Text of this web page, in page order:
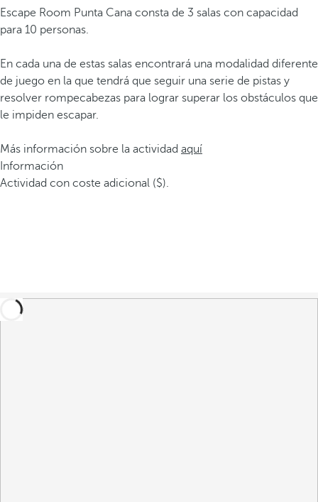
Escape Room Punta Cana consta de 3 salas con capacidad
para 10 personas.
En cada una de estas salas encontrará una modalidad diferente
de juego en la que tendrá que seguir una serie de pistas y
resolver rompecabezas para lograr superar los obstáculos que
le impiden escapar.
Más información sobre la actividad aquí
Información
Actividad con coste adicional ($).